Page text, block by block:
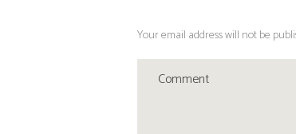
Your email address will not be